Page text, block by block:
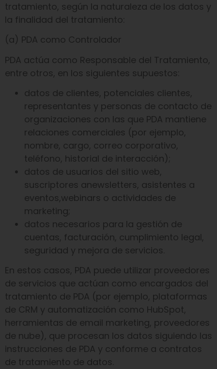
tratamiento, según la naturaleza de los datos y
la finalidad del tratamiento:
(a) PDA como Controlador
PDA actúa como Responsable del Tratamiento,
entre otros, en los siguientes supuestos:
datos de clientes, potenciales clientes,
representantes y personas de contacto de
organizaciones con las que PDA mantiene
relaciones comerciales (por ejemplo,
nombre, cargo, correo corporativo,
teléfono, historial de interacción);
datos de usuarios del sitio web,
suscriptores anewsletters, asistentes a
eventos,webinars o actividades de
marketing;
datos necesarios para la gestión de
cuentas, facturación, cumplimiento legal,
seguridad y mejora de servicios.
En estos casos, PDA puede utilizar proveedores
de servicios que actúan como encargados del
tratamiento de PDA (por ejemplo, plataformas
de CRM y automatización como HubSpot,
herramientas de email marketing, proveedores
de nube), que procesan los datos siguiendo las
instrucciones de PDA y conforme a contratos
de tratamiento de datos.